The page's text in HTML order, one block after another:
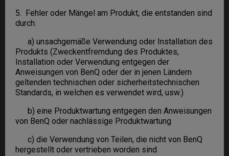
5. Fehler oder Mängel am Produkt, die entstanden sind
durch:
a) unsachgemäße Verwendung oder Installation des
Produkts (Zweckentfremdung des Produktes,
Installation oder Verwendung entgegen der
Anweisungen von BenQ oder der in jenen Ländern
geltenden technischen oder sicherheitstechnischen
Standards, in welchen es verwendet wird, usw.)
b) eine Produktwartung entgegen den Anweisungen
von BenQ oder nachlässige Produktwartung
c) die Verwendung von Teilen, die nicht von BenQ
hergestellt oder vertrieben worden sind